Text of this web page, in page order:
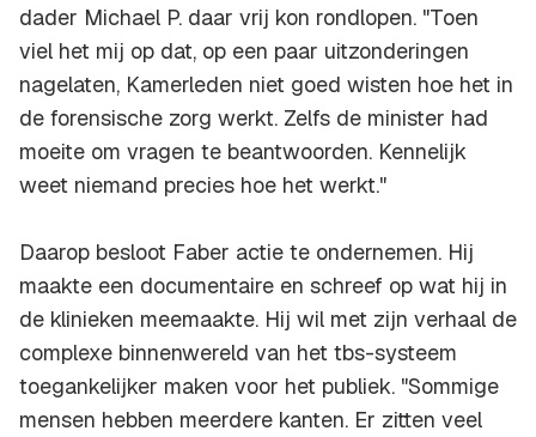
dader Michael P. daar vrij kon rondlopen. "Toen
viel het mij op dat, op een paar uitzonderingen
nagelaten, Kamerleden niet goed wisten hoe het in
de forensische zorg werkt. Zelfs de minister had
moeite om vragen te beantwoorden. Kennelijk
weet niemand precies hoe het werkt."
Daarop besloot Faber actie te ondernemen. Hij
maakte een documentaire en schreef op wat hij in
de klinieken meemaakte. Hij wil met zijn verhaal de
complexe binnenwereld van het tbs-systeem
toegankelijker maken voor het publiek. "Sommige
mensen hebben meerdere kanten. Er zitten veel